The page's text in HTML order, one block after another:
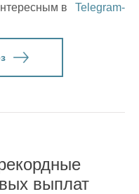
в
Telegram-
выплат